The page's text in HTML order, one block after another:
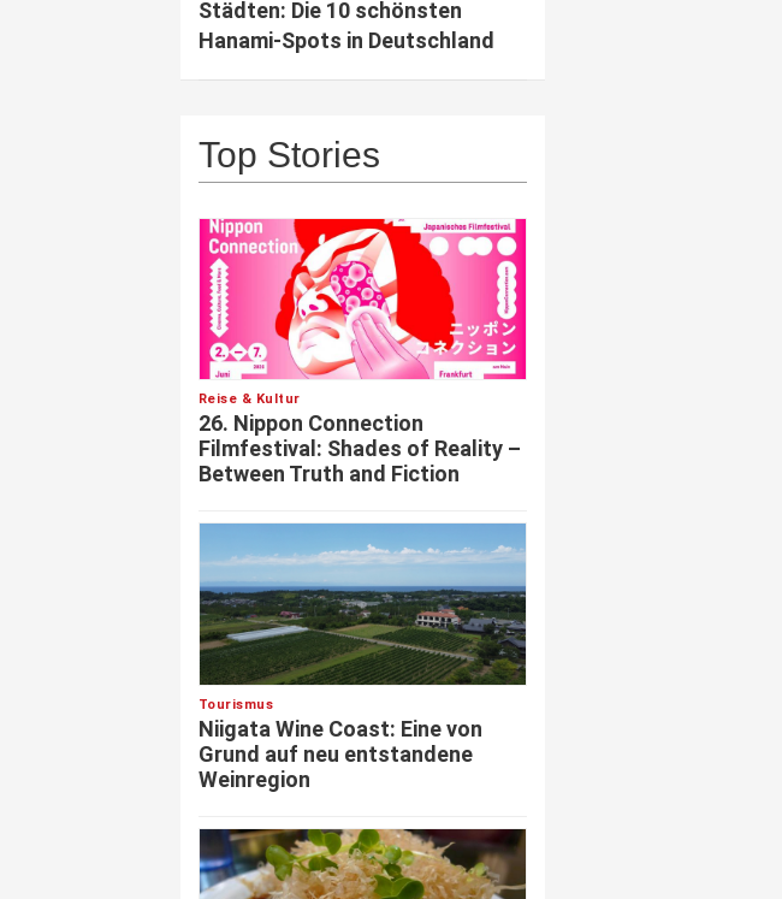
Städten: Die 10 schönsten
Hanami-Spots in Deutschland
Top Stories
Reise & Kultur
26. Nippon Connection
Filmfestival: Shades of Reality –
Between Truth and Fiction
Tourismus
Niigata Wine Coast: Eine von
Grund auf neu entstandene
Weinregion